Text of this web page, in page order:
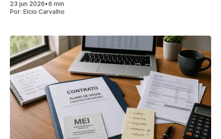
23 jun 2026•6 min
Por: Elcio Carvalho